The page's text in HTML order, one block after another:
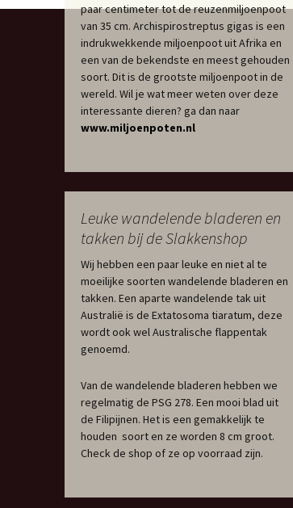
paar centimeter tot de reuzenmiljoenpoot
van 35 cm. Archispirostreptus gigas is een
indrukwekkende miljoenpoot uit Afrika en
een van de bekendste en meest gehouden
soort. Dit is de grootste miljoenpoot in de
wereld. Wil je wat meer weten over deze
interessante dieren? ga dan naar
www.miljoenpoten.nl
Leuke wandelende bladeren en
takken bij de Slakkenshop
Wij hebben een paar leuke en niet al te
moeilijke soorten wandelende bladeren en
takken. Een aparte wandelende tak uit
Australië is de Extatosoma tiaratum, deze
wordt ook wel Australische flappentak
genoemd.
Van de wandelende bladeren hebben we
regelmatig de PSG 278. Een mooi blad uit
de Filipijnen. Het is een gemakkelijk te
houden soort en ze worden 8 cm groot.
Check de shop of ze op voorraad zijn.